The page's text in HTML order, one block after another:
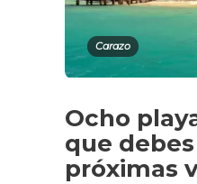
Carazo
Ocho
que
próximas